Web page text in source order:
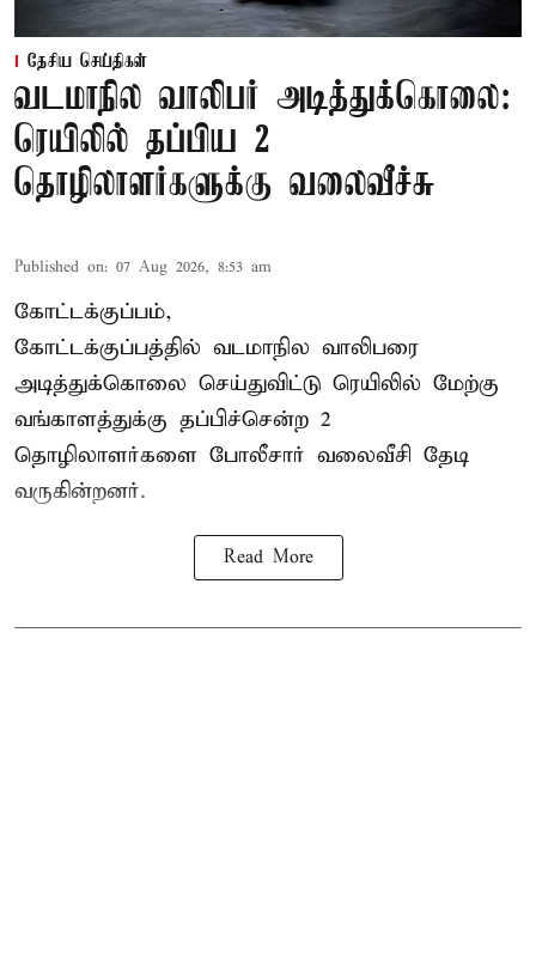
தேசிய செய்திகள்
வடமாநில வாலிபர் அடித்துக்கொலை:
ரெயிலில் தப்பிய 2
தொழிலாளர்களுக்கு வலைவீச்சு
Published on: 07 Aug 2026, 8:53 am
கோட்டக்குப்பம்,
கோட்டக்குப்பத்தில் வடமாநில வாலிபரை
அடித்துக்கொலை செய்துவிட்டு ரெயிலில் மேற்கு
வங்காளத்துக்கு தப்பிச்சென்ற 2
தொழிலாளர்களை போலீசார் வலைவீசி தேடி
வருகின்றனர்.
Read More